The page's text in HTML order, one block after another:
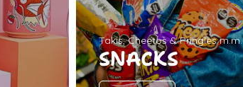
SNACKS
Takis, Cheetos & Pringles m.m.